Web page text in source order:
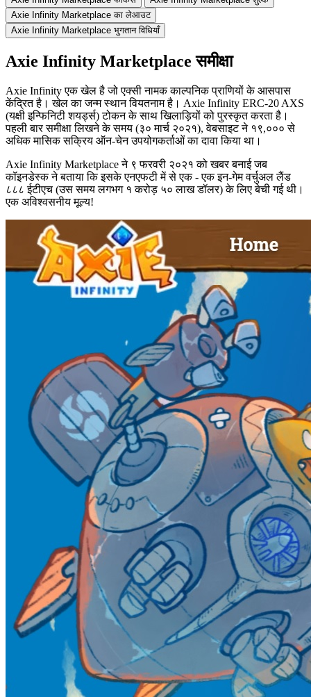
Axie Infinity Marketplace का लेआउट
Axie Infinity Marketplace भुगतान विधियाँ
Axie Infinity Marketplace समीक्षा
Axie Infinity एक खेल है जो एक्सी नामक काल्पनिक प्राणियों के आसपास
केंद्रित है। खेल का जन्म स्थान वियतनाम है। Axie Infinity ERC-20 AXS
(यक्षी इन्फिनिटी शयर्ड्स) टोकन के साथ खिलाड़ियों को पुरस्कृत करता है।
पहली बार समीक्षा लिखने के समय (३० मार्च २०२१), वेबसाइट ने १९,००० से
अधिक मासिक सक्रिय ऑन-चेन उपयोगकर्ताओं का दावा किया था।
Axie Infinity Marketplace ने ९ फरवरी २०२१ को खबर बनाई जब
कॉइनडेस्क ने बताया कि इसके एनएफटी में से एक - एक इन-गेम वर्चुअल लैंड
८८८ ईटीएच (उस समय लगभग १ करोड़ ५० लाख डॉलर) के लिए बेची गई थी।
एक अविश्वसनीय मूल्य!